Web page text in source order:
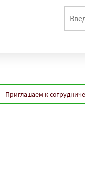
Приглашаем к